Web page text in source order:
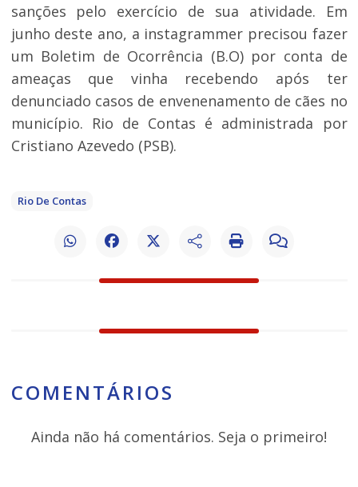
sanções pelo exercício de sua atividade. Em
junho deste ano, a instagrammer precisou fazer
um Boletim de Ocorrência (B.O) por conta de
ameaças que vinha recebendo após ter
denunciado casos de envenenamento de cães no
município. Rio de Contas é administrada por
Cristiano Azevedo (PSB).
Rio De Contas
COMENTÁRIOS
Ainda não há comentários. Seja o primeiro!